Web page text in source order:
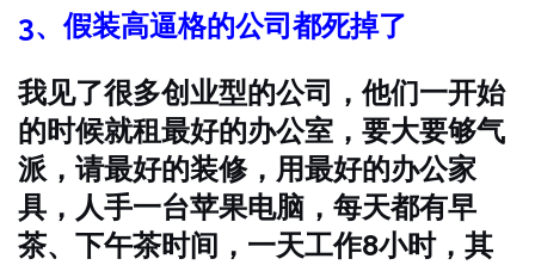
3、假装高逼格的公司都死掉了
我见了很多创业型的公司，他们一开始
的时候就租最好的办公室，要大要够气
派，请最好的装修，用最好的办公家
具，人手一台苹果电脑，每天都有早
茶、下午茶时间，一天工作8小时，其